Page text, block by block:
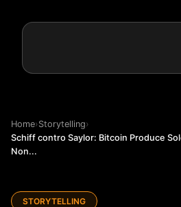
Home›Storytelling›
Schiff contro Saylor: Bitcoin Produce
Non...
STORYTELLING